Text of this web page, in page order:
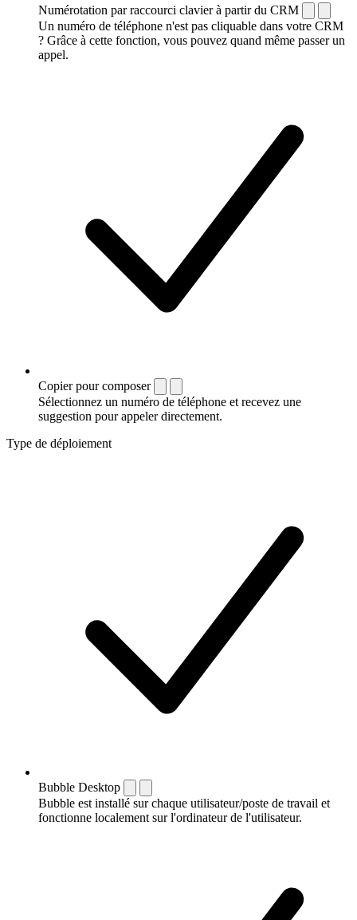
Numérotation par raccourci clavier à partir du CRM
Un numéro de téléphone n'est pas cliquable dans votre CRM
? Grâce à cette fonction, vous pouvez quand même passer un
appel.
Copier pour composer
Sélectionnez un numéro de téléphone et recevez une
suggestion pour appeler directement.
Type de déploiement
Bubble Desktop
Bubble est installé sur chaque utilisateur/poste de travail et
fonctionne localement sur l'ordinateur de l'utilisateur.